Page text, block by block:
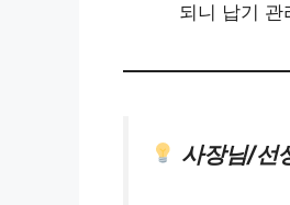
되니 납기 관
사장님/선